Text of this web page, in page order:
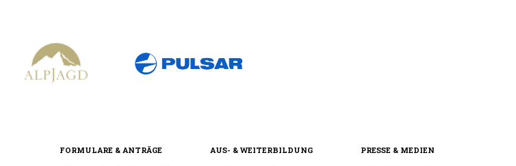
FORMULARE & ANTRÄGE AUS- & WEITERBILDUNG PRESSE & MEDIEN